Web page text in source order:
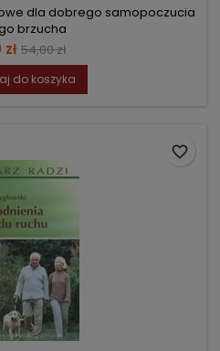
dla dobrego samopoczucia
brzucha
Cena
podstawowa
54,00 zł
do koszyka
favorite_border